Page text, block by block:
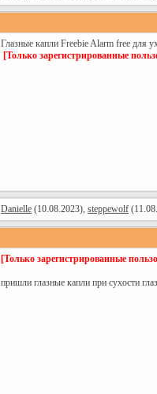
Глазные капли Freebie Alarm free для
[Только зарегистрированные
Danielle (10.08.2023), steppewolf
[Только зарегистрированные
пришли глазные капли при сухости